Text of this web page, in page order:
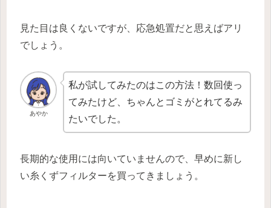
見た目は良くないですが、応急処置だと思えばアリ
でしょう。
あやか
私が試してみたのはこの方法！数回使っ
てみたけど、ちゃんとゴミがとれてるみ
たいでした。
長期的な使用には向いていませんので、早めに新し
い糸くずフィルターを買ってきましょう。